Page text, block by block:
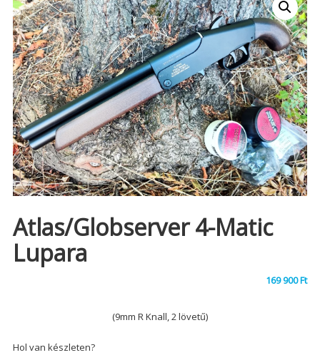
Atlas/Globserver 4-Matic
Lupara
169 900Ft
(9mm R Knall, 2 lövetű)
Hol van készleten?